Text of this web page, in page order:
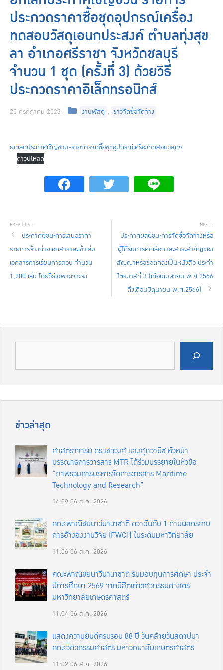
ประกวดราคาซื้อชุดอุปกรณ์เครื่อง
ทดสอบวัสดุเอนกประสงค์ ตำบลทุ่งสุข
ลา อำเภอศรีราชา จังหวัดชลบุรี
จำนวน 1 ชุด (ครั้งที่ 3) ด้วยวิธี
ประกวดราคาอิเล็กทรอนิกส์
25 กรกฎาคม 2023 Categories
งานพัสดุ , ข่าวจัดซื้อจัดจ้าง
ยกเลิกประกาศเชิญชวน-รายการจัดซื้อชุดอุปกรณ์เครื่องทดสอบวัสดุฯ
ดาวน์โหลด
ประกาศผู้ชนะการเสนอราคา
รายการจ้างถ่ายเอกสารและเข้าเล่ม
เอกสารการเรียนการสอน จำนวน
1,200 เล่ม โดยวิธีเฉพาะเจาะจง
ประกาศผลผู้ชนะการจัดซื้อจัดจ้างหรือ
ผู้ได้รับการคัดเลือกและสาระสำคัญของ
สัญญาหรือข้อตกลงเป็นหนังสือ ประจำ
ไตรมาสที่ 3 (เดือนเมษายน พ.ศ.2566
ถึงเดือนมิถุนายน พ.ศ.2566)
ข่าวล่าสุด
ศาสตราจารย์ ดร.เชิดวงศ์ แสงศุภวานิช หัวหน้า
บรรณาธิการวารสาร MTR ได้ร่วมบรรยายในหัวข้อ
“ภาพรวมการบริหารจัดการวารสาร Maritime
Technology and Research”
14:59 06 ส.ค. 2026
คณะพาณิชยนาวีนานาชาติ คว้าอันดับ 1 ด้านผลกระทบ
การอ้างอิงงานวิจัย (FWCI) ในระดับมหาวิทยาลัย
11:06 06 ส.ค. 2026
คณะพาณิชยนาวีนานาชาติ รับมอบทุนการศึกษา ประจำ
ปีการศึกษา 2569 จากนิสิตเก่าวิศวกรรมศาสตร์
มหาวิทยาลัยเกษตรศาสตร์
11:0406 ส.ค. 2026
แสดงความยินดีครบรอบ 88 ปี วันคล้ายวันสถาปนา
คณะวิศวกรรมศาสตร์ มหาวิทยาลัยเกษตรศาสตร์
11:02 06 ส.ค. 2026